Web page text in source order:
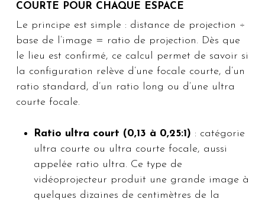
COURTE POUR CHAQUE ESPACE
Le principe est simple : distance de projection ÷
base de l’image = ratio de projection. Dès que
le lieu est confirmé, ce calcul permet de savoir si
la configuration relève d’une focale courte, d’un
ratio standard, d’un ratio long ou d’une ultra
courte focale.
Ratio ultra court (0,13 à 0,25:1) : catégorie
ultra courte ou ultra courte focale, aussi
appelée ratio ultra. Ce type de
vidéoprojecteur produit une grande image à
quelques dizaines de centimètres de la